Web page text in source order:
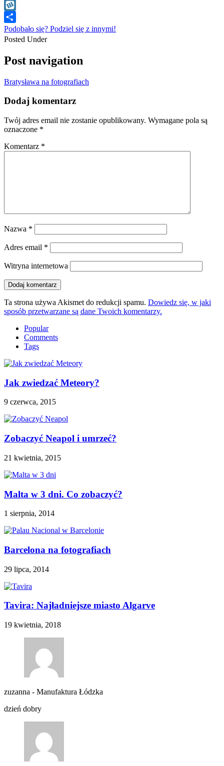
WhatsApp
Wykop
Podobało się? Podziel się z innymi!
Posted Under
Post navigation
Bratysława na fotografiach
Dodaj komentarz
Twój adres email nie zostanie opublikowany. Wymagane pola są
oznaczone *
Komentarz *
Nazwa *
Adres email *
Witryna internetowa
Ta strona używa Akismet do redukcji spamu. Dowiedz się, w jaki
sposób przetwarzane są dane Twoich komentarzy.
Popular
Comments
Tags
Jak zwiedzać Meteory?
9 czerwca, 2015
Zobaczyć Neapol i umrzeć?
21 kwietnia, 2015
Malta w 3 dni. Co zobaczyć?
1 sierpnia, 2014
Barcelona na fotografiach
29 lipca, 2014
Tavira: Najładniejsze miasto Algarve
19 kwietnia, 2018
zuzanna - Manufaktura Łódzka
dzień dobry